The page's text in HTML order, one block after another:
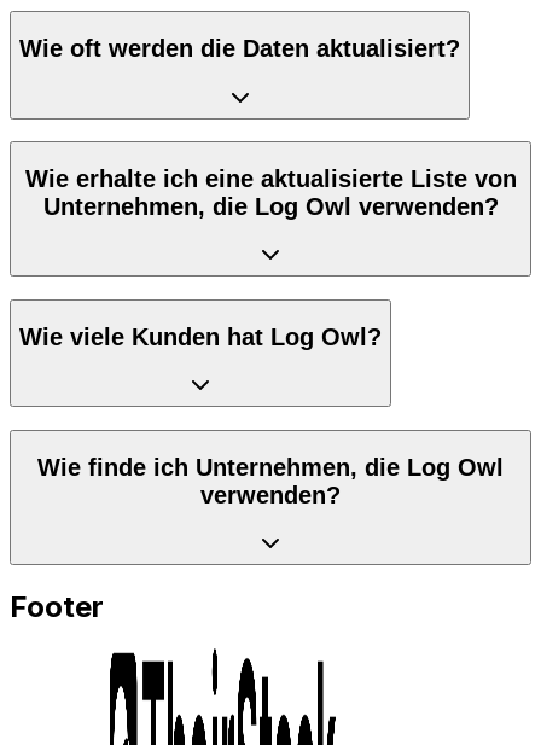
Wie oft werden die Daten aktualisiert?
Wie erhalte ich eine aktualisierte Liste von
Unternehmen, die Log Owl verwenden?
Wie viele Kunden hat Log Owl?
Wie finde ich Unternehmen, die Log Owl
verwenden?
Footer